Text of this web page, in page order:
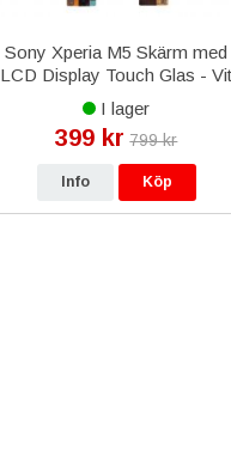
Sony Xperia M5 Skärm med
LCD Display Touch Glas - Vit
I lager
399 kr 799 kr
Info Köp